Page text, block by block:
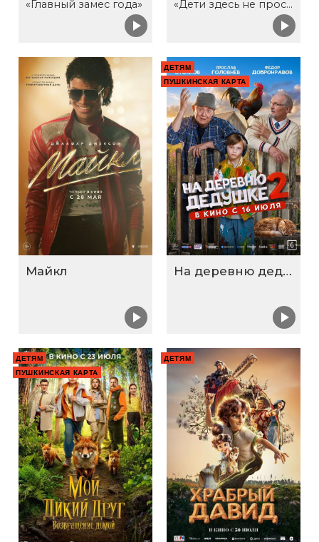
«Главный замес года» «Дети здесь не просто так»
Майкл
ДЕТЯМ
ПУШКИНСКАЯ КАРТА
На деревню дедушке 2
ДЕТЯМ
ПУШКИНСКАЯ КАРТА
ДЕТЯМ